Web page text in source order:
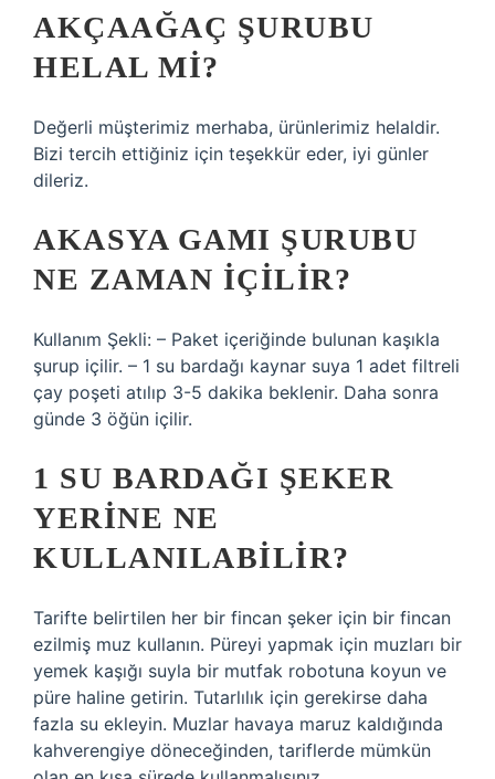
AKÇAAĞAÇ ŞURUBU
HELAL MI?
Değerli müşterimiz merhaba, ürünlerimiz helaldir.
Bizi tercih ettiğiniz için teşekkür eder, iyi günler
dileriz.
AKASYA GAMI ŞURUBU
NE ZAMAN IÇILIR?
Kullanım Şekli: – Paket içeriğinde bulunan kaşıkla
şurup içilir. – 1 su bardağı kaynar suya 1 adet filtreli
çay poşeti atılıp 3-5 dakika beklenir. Daha sonra
günde 3 öğün içilir.
1 SU BARDAĞI ŞEKER
YERINE NE
KULLANILABILIR?
Tarifte belirtilen her bir fincan şeker için bir fincan
ezilmiş muz kullanın. Püreyi yapmak için muzları bir
yemek kaşığı suyla bir mutfak robotuna koyun ve
püre haline getirin. Tutarlılık için gerekirse daha
fazla su ekleyin. Muzlar havaya maruz kaldığında
kahverengiye döneceğinden, tariflerde mümkün